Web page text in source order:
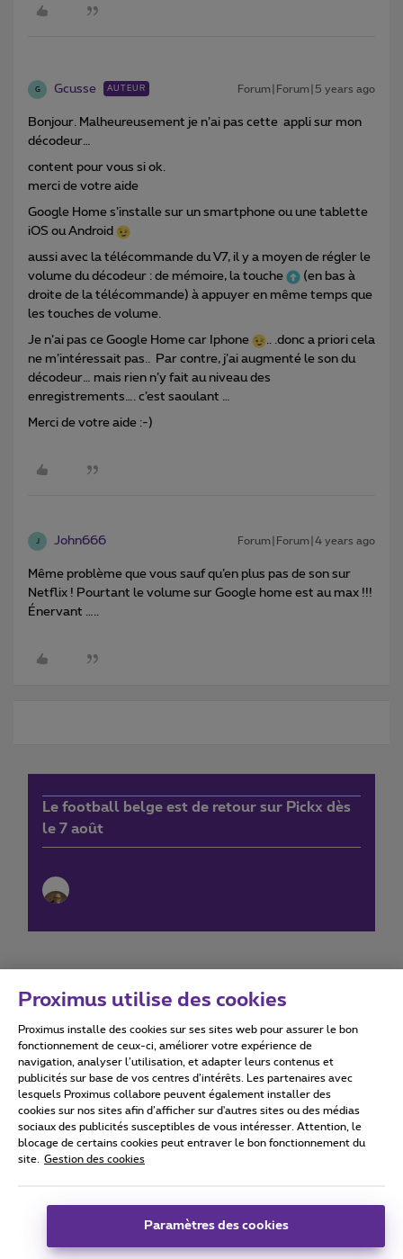
G Gcusse AUTEUR Forum|Forum|5 years ago
Bonjour. Malheureusement je n’ai pas cette appli sur mon
décodeur…
content pour vous si ok.
merci de votre aide
Google Home s’installe sur un smartphone ou une tablette
iOS ou Android
aussi avec la télécommande du V7, il y a moyen de régler le
volume du décodeur : de mémoire, la touche
(en bas à
droite de la télécommande) à appuyer en même temps que
les touches de volume.
Je n’ai pas ce Google Home car Iphone
.. .donc a priori cela
ne m’intéressait pas.. Par contre, j’ai augmenté le son du
décodeur… mais rien n’y fait au niveau des
enregistrements…. c’est saoulant …
Merci de votre aide :-)
John666 Forum|Forum|4 years ago
Même problème que vous sauf qu’en plus pas de son sur
Netflix ! Pourtant le volume sur Google home est au max !!!
Énervant …..
Le football belge est de retour sur Pickx dès
le 7 août
Conditions d'utilisation Accessibility statement
Tous droits réservés. © 2026 Proximus
Conditions générales, info consommateur
Coordonnées de l’entreprise
Proximus utilise des cookies
Proximus installe des cookies sur ses sites web pour assurer le bon
fonctionnement de ceux-ci, améliorer votre expérience de
navigation, analyser l’utilisation, et adapter leurs contenus et
publicités sur base de vos centres d’intérêts. Les partenaires avec
lesquels Proximus collabore peuvent également installer des
cookies sur nos sites afin d’afficher sur d'autres sites ou des médias
sociaux des publicités susceptibles de vous intéresser. Attention, le
blocage de certains cookies peut entraver le bon fonctionnement du
site.
Gestion des cookies
Paramètres des cookies